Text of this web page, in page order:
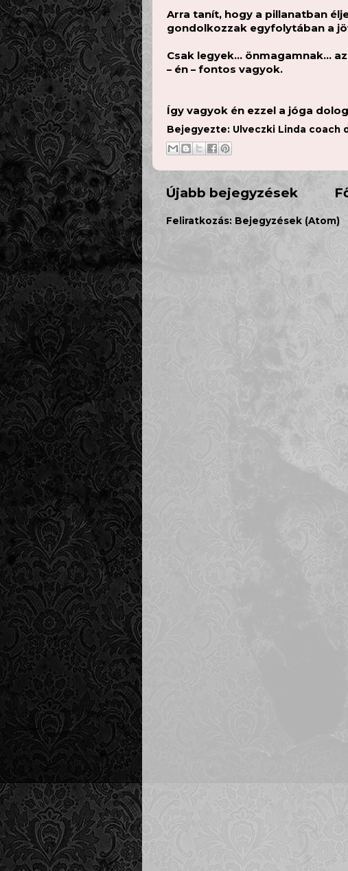
Arra tanít, hogy a pillanatban
gondolkozzak egyfolytában a
Csak legyek… önmagamnak…
– én – fontos vagyok.
Így vagyok én ezzel a jóga
Bejegyezte: Ulveczki Linda coach
Újabb bejegyzések
Feliratkozás: Bejegyzések (Atom)